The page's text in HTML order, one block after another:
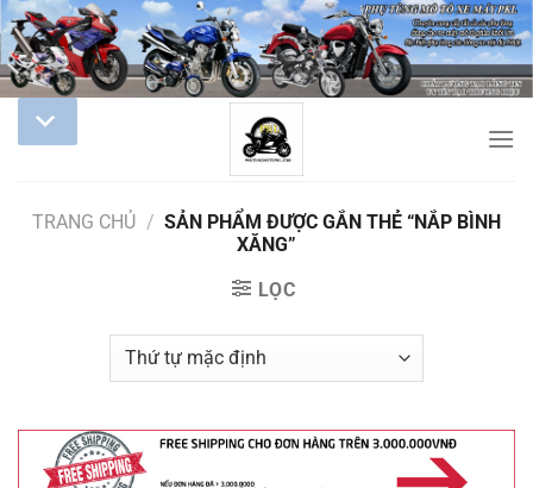
TRANG CHỦ / SẢN PHẨM ĐƯỢC GẮN THẺ “NẮP BÌNH
XĂNG”
LỌC